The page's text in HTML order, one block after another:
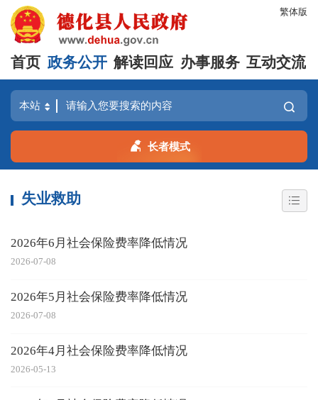
繁体版
首页 政务公开 解读回应 办事服务 互动交流
长者模式
失业救助
2026年6月社会保险费率降低情况
2026-07-08
2026年5月社会保险费率降低情况
2026-07-08
2026年4月社会保险费率降低情况
2026-05-13